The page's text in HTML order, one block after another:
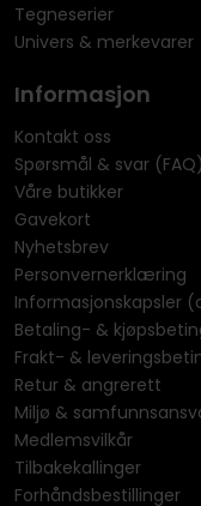
Tegneserier
Univers & merkevarer
Informasjon
Kontakt oss
Spørsmål & svar (FAQ)
Våre butikker
Gavekort
Nyhetsbrev
Personvernerklæring
Informasjonskapsler
Betaling- &
Frakt- &
Retur & angrerett
Miljø &
Medlemsvilkår
Tilbakekallinger
Forhåndsbestillinger